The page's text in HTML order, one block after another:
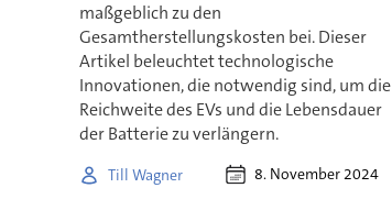
maßgeblich zu den
Gesamtherstellungskosten bei. Dieser
Artikel beleuchtet technologische
Innovationen, die notwendig sind, um die
Reichweite des EVs und die Lebensdauer
der Batterie zu verlängern.
Till Wagner 8. November 2024